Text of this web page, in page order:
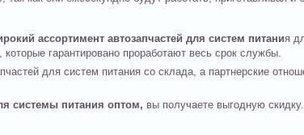
ассортимент автозапчастей для систем питания
гарантировано проработают весь срок службы.
для систем питания со склада, а партнерские
системы питания оптом, вы получаете выгодную